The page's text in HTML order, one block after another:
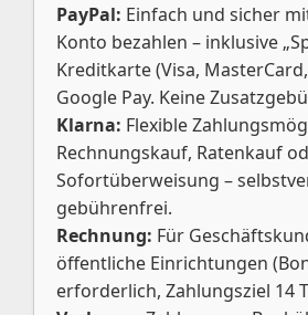
PayPal: Einfach und sicher
Konto bezahlen – inklusive
Kreditkarte (Visa,
Google Pay. Keine
Klarna: Flexible
Rechnungskauf, Ratenkauf
Sofortüberweisung –
gebührenfrei.
Rechnung: Für
öffentliche Einrichtungen
erforderlich, Zahlungsziel 14